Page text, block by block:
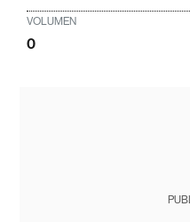
VOLUMEN
0